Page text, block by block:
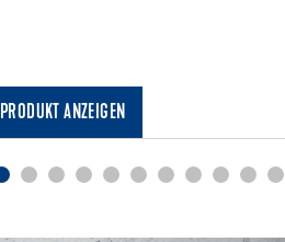
PRODUKT ANZEIGEN